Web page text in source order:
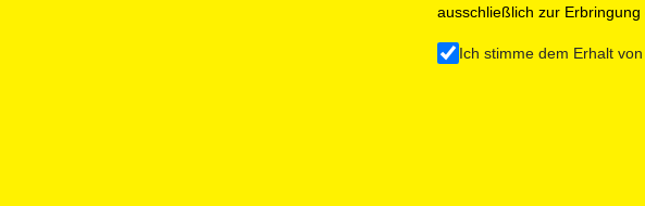
ausschließlich zur
Ich stimme dem Erhalt